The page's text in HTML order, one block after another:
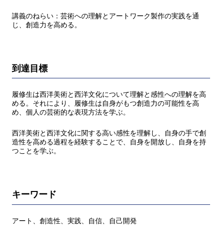
講義のねらい：芸術への理解とアートワーク製作の実践を通
じ、創造力を高める。
到達目標
履修生は西洋美術と西洋文化について理解と感性への理解を高
める。それにより、履修生は自身がもつ創造力の可能性を高
め、個人の芸術的な表現方法を学ぶ。
西洋美術と西洋文化に関する高い感性を理解し、自身の手で創
造性を高める過程を経験することで、自身を開放し、自身を持
つことを学ぶ。
キーワード
アート、創造性、実践、自信、自己開発